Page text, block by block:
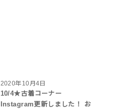
2020年10月4日
10/4★古着コーナー
Instagram更新しました！ お